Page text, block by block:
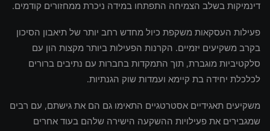
דינמיקות בשלב הצמיחה התפתחו במידה ניכרת ממחזורים קודמים.
פעילות העסקאות משקפת כיול מחדש רחב יותר של תיאבון הסיכון
בקרב משקיעים יזמיים. הקרנות הפעילות ביותר מקצות הון עם
סלקטיביות מוגברת, תוך התמקדות בחברות עם נתיבים ברורים
לכלכלת יחידה בת קיימא ועמדות שוק הגנתיות.
משקיעים תאגידיים אסטרטגיים התאימו גם הם את גישתם, עם רבים
שמגבירים את פעילויות ההשקעה הישירה שלהם בעוד אחרים